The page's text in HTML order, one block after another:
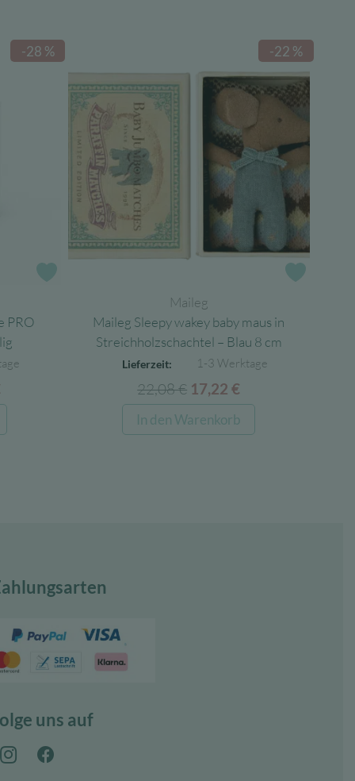
-28 %
PRO
Preis
-22 %
Maileg
Maileg Sleepy wakey baby maus in
Streichholzschachtel – Blau 8 cm
Lieferzeit: 1-3 Werktage
22,08€ Ursprünglicher
Preis
war:
17,22€
Preis
ist:
In den Warenkorb
uns auf